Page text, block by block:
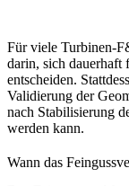
Für viele Turbinen-
darin, sich dauerhaft
entscheiden.
Validierung der
nach Stabilisierung
werden kann.
Wann das